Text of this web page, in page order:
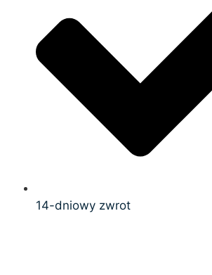
14-dniowy zwrot